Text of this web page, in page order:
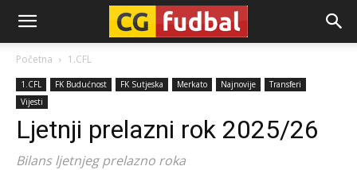
CG-
Fudbal
Početna 1.CFL
1.CFL FK Budućnost FK Sutjeska Merkato Najnovije
Transferi
Vijesti
Ljetnji prelazni rok 2025/26
Bilans ljetnjeg prelazno roka